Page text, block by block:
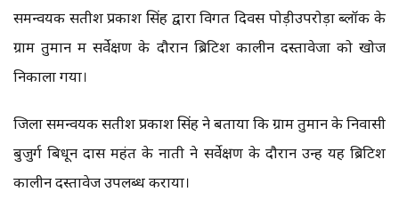
समन्वयक सतीश प्रकाश सिंह द्वारा विगत दिवस पोड़ीउपरोड़ा ब्लॉक के
ग्राम तुमान में सर्वेक्षण के दौरान ब्रिटिश कालीन दस्तावेजों को खोज
निकाला गया।
जिला समन्वयक सतीश प्रकाश सिंह ने बताया कि ग्राम तुमान के निवासी
बुजुर्ग बिधून दास महंत के नाती ने सर्वेक्षण के दौरान उन्हें यह ब्रिटिश
कालीन दस्तावेज उपलब्ध कराया।